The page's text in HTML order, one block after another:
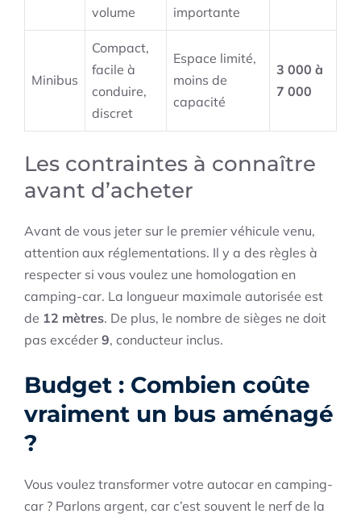
volume
importante
Minibus
Compact,
facile à
conduire,
discret
Espace limité,
moins de
capacité
3 000 à
7 000
Les contraintes à connaître
avant d’acheter
Avant de vous jeter sur le premier véhicule venu,
attention aux réglementations. Il y a des règles à
respecter si vous voulez une homologation en
camping-car. La longueur maximale autorisée est
de 12 mètres. De plus, le nombre de sièges ne doit
pas excéder 9, conducteur inclus.
Budget : Combien coûte
vraiment un bus aménagé
?
Vous voulez transformer votre autocar en camping-
car ? Parlons argent, car c’est souvent le nerf de la